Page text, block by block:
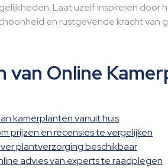
Laat uzelf inspireren door
en rustgevende kracht van
van Online
kamerplanten vanuit huis
prijzen en recensies te vergelijken
plantverzorging beschikbaar
advies van experts te raadplegen